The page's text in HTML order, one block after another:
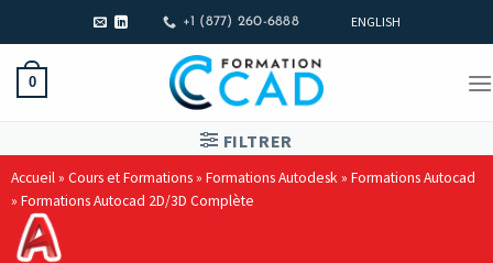
+1 (877) 260-6888 ENGLISH
0
FILTRER
Accueil» Cours et Formations» Formations Autodesk» Formations Autocad
» Formations Autocad 2D/3D Complète